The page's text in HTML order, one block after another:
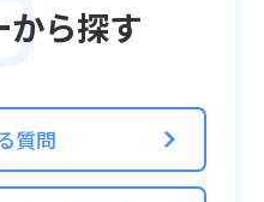
なりますが、「超
とに限界突破の最大
化できるようにな
から探す
質問